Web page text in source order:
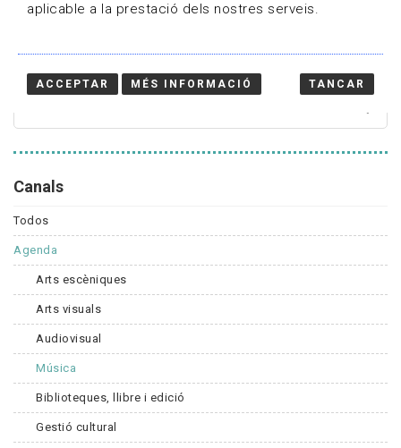
Canals
Todos
Agenda
Arts escèniques
Arts visuals
Audiovisual
Música
Biblioteques, llibre i edició
Gestió cultural
aplicable a la prestació dels nostres serveis.
ACCEPTAR MÉS INFORMACIÓ TANCAR